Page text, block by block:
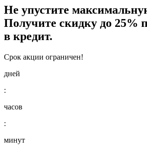
Не упустите
Получите скидку до 25%
в кредит.
Срок акции ограничен!
дней
:
часов
:
минут